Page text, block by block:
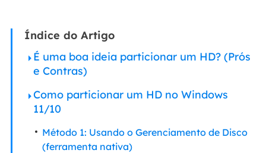
Índice do Artigo
É uma boa ideia particionar um HD? (Prós
e Contras)
Como particionar um HD no Windows
11/10
Método 1: Usando o Gerenciamento de Disco
(ferramenta nativa)